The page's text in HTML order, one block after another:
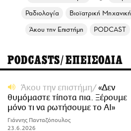
Ραδιολογία
Βιοϊατρική Μηχανική
Άκου την Επιστήμη
PODCAST
PODCASTS/ΕΠΕΙΣΟΔΙΑ
Άκου την επιστήμη
«Δεν
θυμόμαστε τίποτα πια. Ξέρουμε
μόνο τι να ρωτήσουμε το ΑΙ»
Γιάννης Πανταζόπουλος
23.6.2026